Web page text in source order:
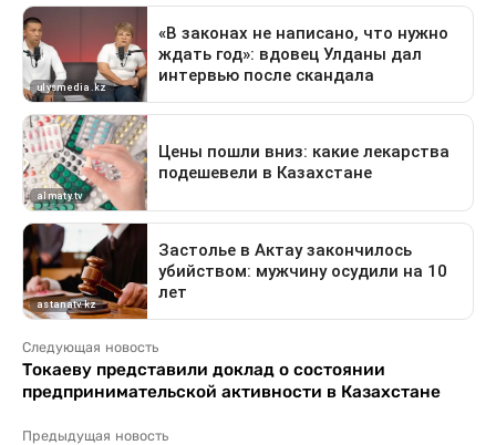
Следующая новость
Токаеву представили доклад о состоянии
предпринимательской активности в Казахстане
Предыдущая новость